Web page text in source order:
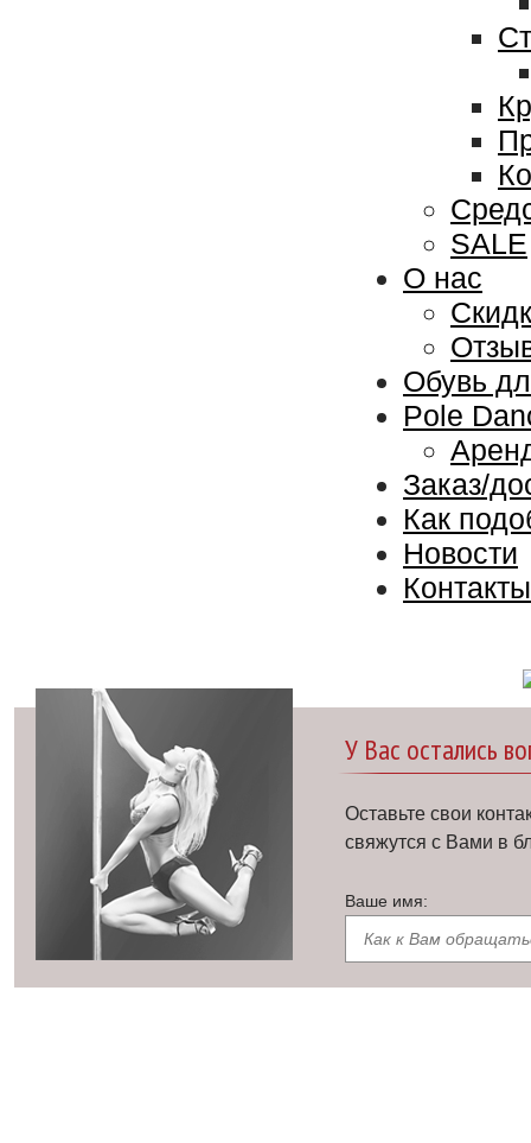
SALE
О нас
Обувь
Pole
Заказ/
Как
Новости
Контакты
У Вас остались
Оставьте свои
свяжутся с Вами в
Ваше имя: